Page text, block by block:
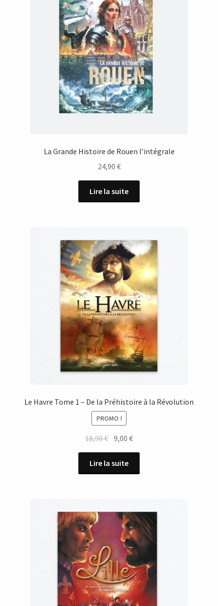
La Grande Histoire de Rouen l’intégrale
24,90 €
Lire la suite
Le Havre Tome 1 – De la Préhistoire à la Révolution
PROMO !
18,90€ Le
initial
était :
9,00€Le
est :
Lire la suite